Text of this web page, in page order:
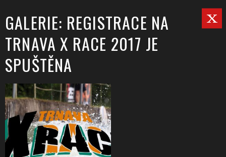
GALERIE: REGISTRACE NA
TRNAVA X RACE 2017 JE
SPUŠTĚNA